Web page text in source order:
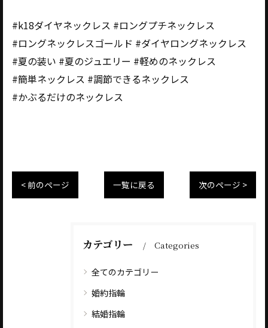
#k18ダイヤネックレス #ロングプチネックレス
#ロングネックレスゴールド #ダイヤロングネックレス
#夏の装い #夏のジュエリー #軽めのネックレス
#簡単ネックレス #調節できるネックレス
#かぶるだけのネックレス
< 前のページ 一覧に戻る 次のページ >
カテゴリー Categories
全てのカテゴリー
婚約指輪
結婚指輪